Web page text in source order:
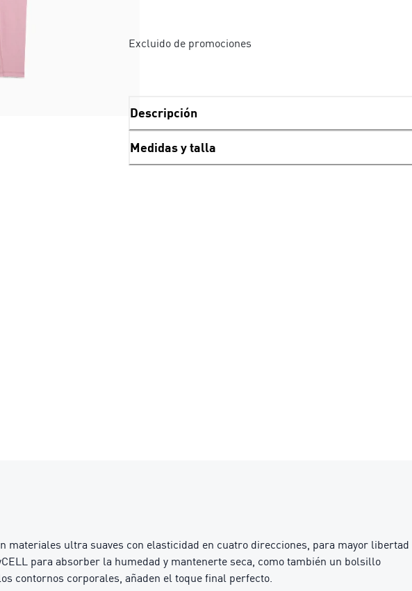
Excluido de promociones
Descripción
Medidas y talla
materiales ultra suaves con elasticidad en cuatro direcciones, para mayor libertad
para absorber la humedad y mantenerte seca, como también un bolsillo
contornos corporales, añaden el toque final perfecto.